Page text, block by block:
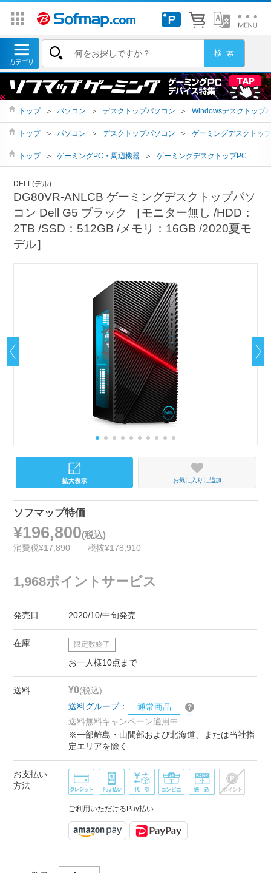
トップ ＞ パソコン ＞ デスクトップパソコン ＞ Windowsデスクトップ
トップ ＞ パソコン ＞ デスクトップパソコン ＞ ゲーミングデスクトッ
トップ ＞ ゲーミングPC・周辺機器 ＞ ゲーミングデスクトップPC
DELL(デル)
DG80VR-ANLCB ゲーミングデスクトップパソ
コン Dell G5 ブラック ［モニター無し /HDD：
2TB /SSD：512GB /メモリ：16GB /2020夏モ
デル］
お気に入りに追加
ソフマップ特価
¥196,800(税込)
消費税¥17,890 税抜¥178,910
1,968ポイントサービス
発売日 2020/10/中旬発売
在庫 限定数終了
お一人様10点まで
送料 ¥0(税込)
送料グループ：
通常商品
送料無料キャンペーン適用中
※一部離島・山間部および北海道、または当社指
定エリアを除く
お支払い
方法
ご利用いただけるPay払い